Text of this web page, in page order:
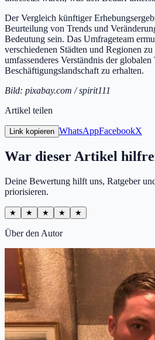
Der Vergleich künftiger
Beurteilung von Trends und
Bedeutung sein. Das Umfrageteam
verschiedenen Städten und Regionen
umfassenderes Verständnis der globalen
Beschäftigungslandschaft zu erhalten.
Bild: pixabay.com / spirit111
Artikel teilen
Link kopieren WhatsAppFacebookX
War dieser Artikel
Deine Bewertung hilft uns, Ratgeber
priorisieren.
★ ★ ★ ★ ★
Über den Autor